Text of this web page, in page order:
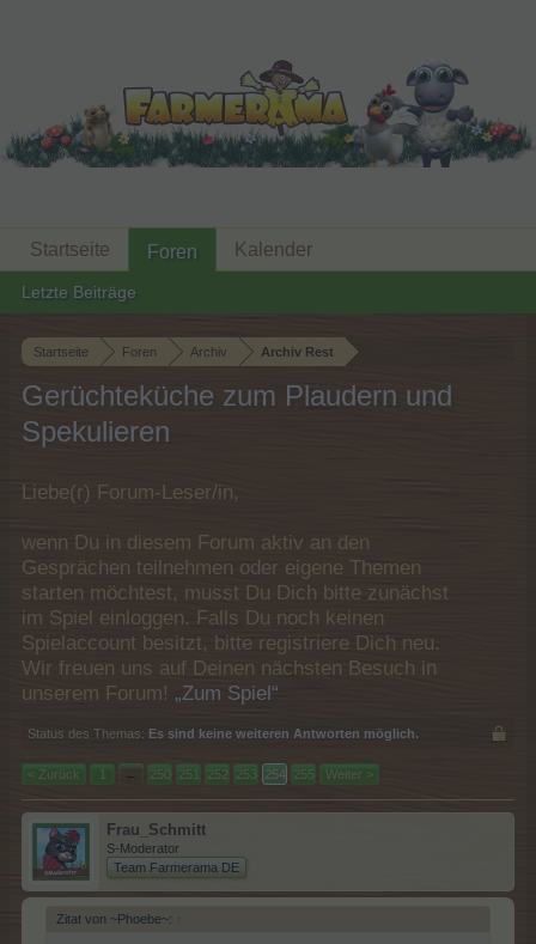
Startseite Foren Archiv Archiv Rest
Gerüchteküche zum Plaudern und
Spekulieren
Liebe(r) Forum-Leser/in,
wenn Du in diesem Forum aktiv an den
Gesprächen teilnehmen oder eigene Themen
starten möchtest, musst Du Dich bitte zunächst
im Spiel einloggen. Falls Du noch keinen
Spielaccount besitzt, bitte registriere Dich neu.
Wir freuen uns auf Deinen nächsten Besuch in
unserem Forum! „Zum Spiel“
Status des Themas: Es sind keine weiteren Antworten möglich.
< Zurück 1 ← 250 251 252 253 254 255 Weiter >
Frau_Schmitt
S-Moderator
Team Farmerama DE
Zitat von ~Phoebe~: ↑
Startseite Foren
Letzte Beiträge
Kalender